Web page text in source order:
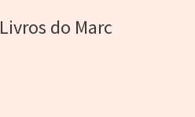
Livros do Marc